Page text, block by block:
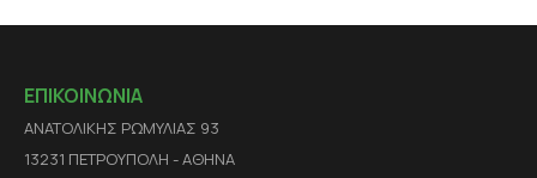
ΕΠΙΚΟΙΝΩΝΙΑ
ΑΝΑΤΟΛΙΚΗΣ ΡΩΜΥΛΙΑΣ 93
13231 ΠΕΤΡΟΥΠΟΛΗ - ΑΘΗΝΑ